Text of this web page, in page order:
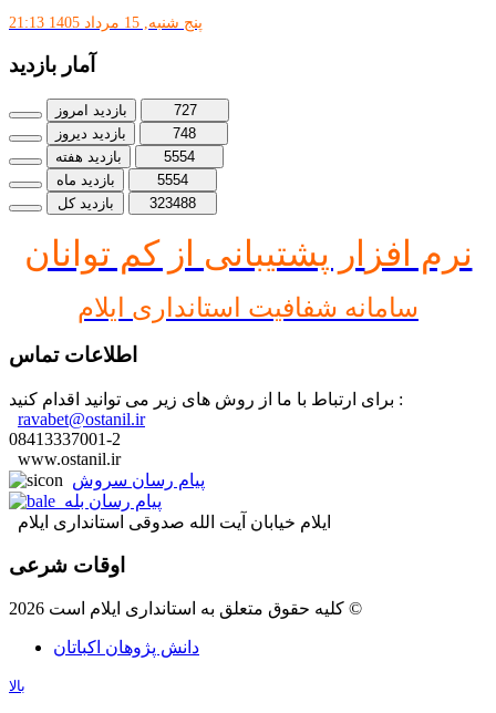
پنج شنبه, 15 مرداد 1405 21:13
آمار بازدید
بازدید امروز
727
بازدید دیروز
748
بازدید هفته
5554
بازدید ماه
5554
بازدید کل
323488
نرم افز ار پشتیبانی از کم توانان
سامانه شفافیت استانداری ایلام
اطلاعات تماس
برای ارتباط با ما از روش های زیر می توانید اقدام کنید :
ravabet@ostanil.ir
08413337001-2
www.ostanil.ir
پیام رسان سروش
پیام رسان بله
ایلام خیابان آیت الله صدوقی استانداری ایلام
اوقات شرعی
کلیه حقوق متعلق به استانداری ایلام است 2026 ©
دانش پژوهان اکباتان
بالا